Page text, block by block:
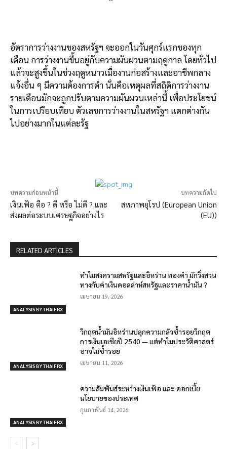
อัตราการว่างงานของสหรัฐฯ จะออกในวันศุกร์แรกของทุก
เดือน การว่างงานขึ้นอยู่กับความผันผวนตามฤดูกาล โดยทั่วไป
แล้วจะสูงขึ้นในช่วงฤดูหนาวเมื่องานก่อสร้างและอาชีพกลาง
แจ้งอื่น ๆ มีความต้องการต่ำ นั่นคือเหตุผลที่สถิติการว่างงาน
รายเดือนมักจะถูกปรับตามความผันผวนเหล่านี้ เพื่อประโยชน์
ในการเปรียบเทียบ ตัวเลขการว่างงานในสหรัฐฯ แตกต่างกัน
ไปอย่างมากในแต่ละรัฐ
บทความก่อนหน้านี้
เงินเฟ้อ คือ ? ดี หรือ ไม่ดี ? และ
ส่งผลต่อระบบเศรษฐกิจอย่างไร
บทความถัดไป
สหภาพยุโรป (European Union
(EU))
RELATED ARTICLES
ANALYSIS BY THAIFRX
ทำไมสงครามสหรัฐและอิหร่าน ทองคำ มักวิ่งสวน
ทางกับค่าเงินดอลล่าห์สหรัฐและราคาน้ำมัน ?
เมษายน 19, 2026
ANALYSIS BY THAIFRX
วิกฤตน้ำมันอิหร่านปลุกความกลัวซ้ำรอยวิกฤต
การเงินเอเชียปี 2540 — แต่ทำไมประวัติศาสตร์
อาจไม่ซ้ำรอย
เมษายน 11, 2026
ANALYSIS BY THAIFRX
ความสัมพันธ์ระหว่างเงินเฟ้อ และ ดอกเบี้ย
นโยบายของประเทศ
กุมภาพันธ์ 14, 2026